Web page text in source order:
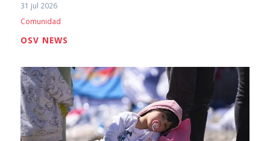
31 jul 2026
Comunidad
OSV NEWS